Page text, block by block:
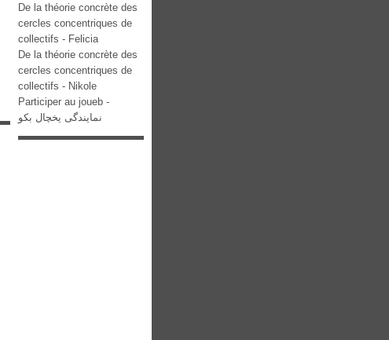
De la théorie concrète des
cercles concentriques de
collectifs - Felicia
De la théorie concrète des
cercles concentriques de
collectifs - Nikole
Participer au joueb -
نمایندگی یخچال بکو